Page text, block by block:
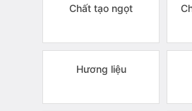
Chất tạo ngọt
Hương liệu